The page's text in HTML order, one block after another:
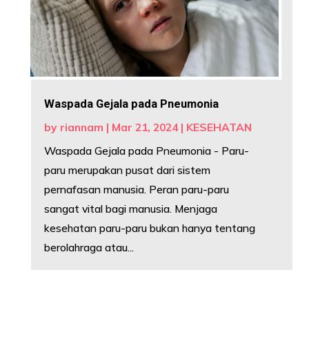
Waspada Gejala pada Pneumonia
by riannam | Mar 21, 2024| KESEHATAN
Waspada Gejala pada Pneumonia - Paru-
paru merupakan pusat dari sistem
pernafasan manusia. Peran paru-paru
sangat vital bagi manusia. Menjaga
kesehatan paru-paru bukan hanya tentang
berolahraga atau...